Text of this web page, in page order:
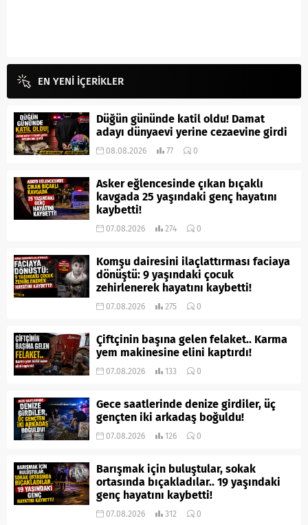
EN YENİ İÇERİKLER
Düğün gününde katil oldu! Damat
adayı dünyaevi yerine cezaevine girdi
08.08.2026 77 0
Asker eğlencesinde çıkan bıçaklı
kavgada 25 yaşındaki genç hayatını
kaybetti!
07.08.2026 274 0
Komşu dairesini ilaçlattırması faciaya
dönüştü: 9 yaşındaki çocuk
zehirlenerek hayatını kaybetti!
07.08.2026 275 0
Çiftçinin başına gelen felaket.. Karma
yem makinesine elini kaptırdı!
07.08.2026 133 0
Gece saatlerinde denize girdiler, üç
gençten iki arkadaş boğuldu!
07.08.2026 126 0
Barışmak için buluştular, sokak
ortasında bıçakladılar.. 19 yaşındaki
genç hayatını kaybetti!
07.08.2026 312 0